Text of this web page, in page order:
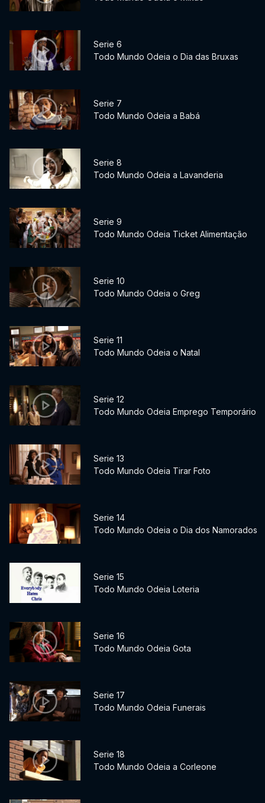
Serie 6
Todo Mundo Odeia o Dia das Bruxas
Serie 7
Todo Mundo Odeia a Babá
Serie 8
Todo Mundo Odeia a Lavanderia
Serie 9
Todo Mundo Odeia Ticket Alimentação
Serie 10
Todo Mundo Odeia o Greg
Serie 11
Todo Mundo Odeia o Natal
Serie 12
Todo Mundo Odeia Emprego Temporário
Serie 13
Todo Mundo Odeia Tirar Foto
Serie 14
Todo Mundo Odeia o Dia dos Namorados
Serie 15
Todo Mundo Odeia Loteria
Serie 16
Todo Mundo Odeia Gota
Serie 17
Todo Mundo Odeia Funerais
Serie 18
Todo Mundo Odeia a Corleone